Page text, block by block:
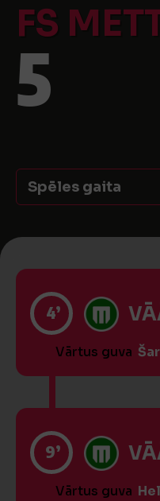
FS
5
Spēles gaita
4’
Vārtus guva
9’
Vārtus guva